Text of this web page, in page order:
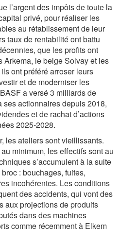
l’argent des impôts de toute la
privé, pour réaliser les
au rétablissement de leur
taux de rentabilité ont battu
que les profits ont
Arkema, le belge Solvay et les
ont préféré arroser leurs
et de moderniser les
a versé 3 milliards de
actionnaires depuis 2018,
et de rachat d’actions
2025-2028.
les ateliers sont vieillissants.
minimum, les effectifs sont au
s’accumulent à la suite
: bouchages, fuites,
incohérentes. Les conditions
des accidents, qui vont des
aux projections de produits
dans des machines
comme récemment à Elkem